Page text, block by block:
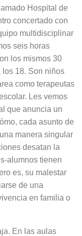
Hospital de
concertado con
multidisciplinar
seis horas
los mismos 30
los 18. Son niños
como terapeutas
Les vemos
que anuncia un
cada asunto de
manera singular
desatan la
alumnos tienen
es, su malestar
de una
en familia o
En las aulas